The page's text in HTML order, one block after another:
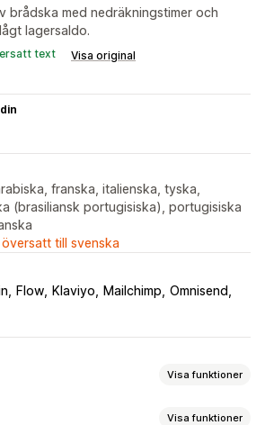
brådska med nedräkningstimer och
lagersaldo.
text Visa original
franska, italienska, tyska,
(brasiliansk portugisiska), portugisiska
till svenska
Flow Klaviyo Mailchimp Omnisend
Visa funktioner
Visa funktioner